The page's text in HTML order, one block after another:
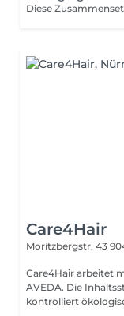
Care4Hair
Moritzbergstr. 43
Care4Hair arbeitet
AVEDA. Die
kontrolliert